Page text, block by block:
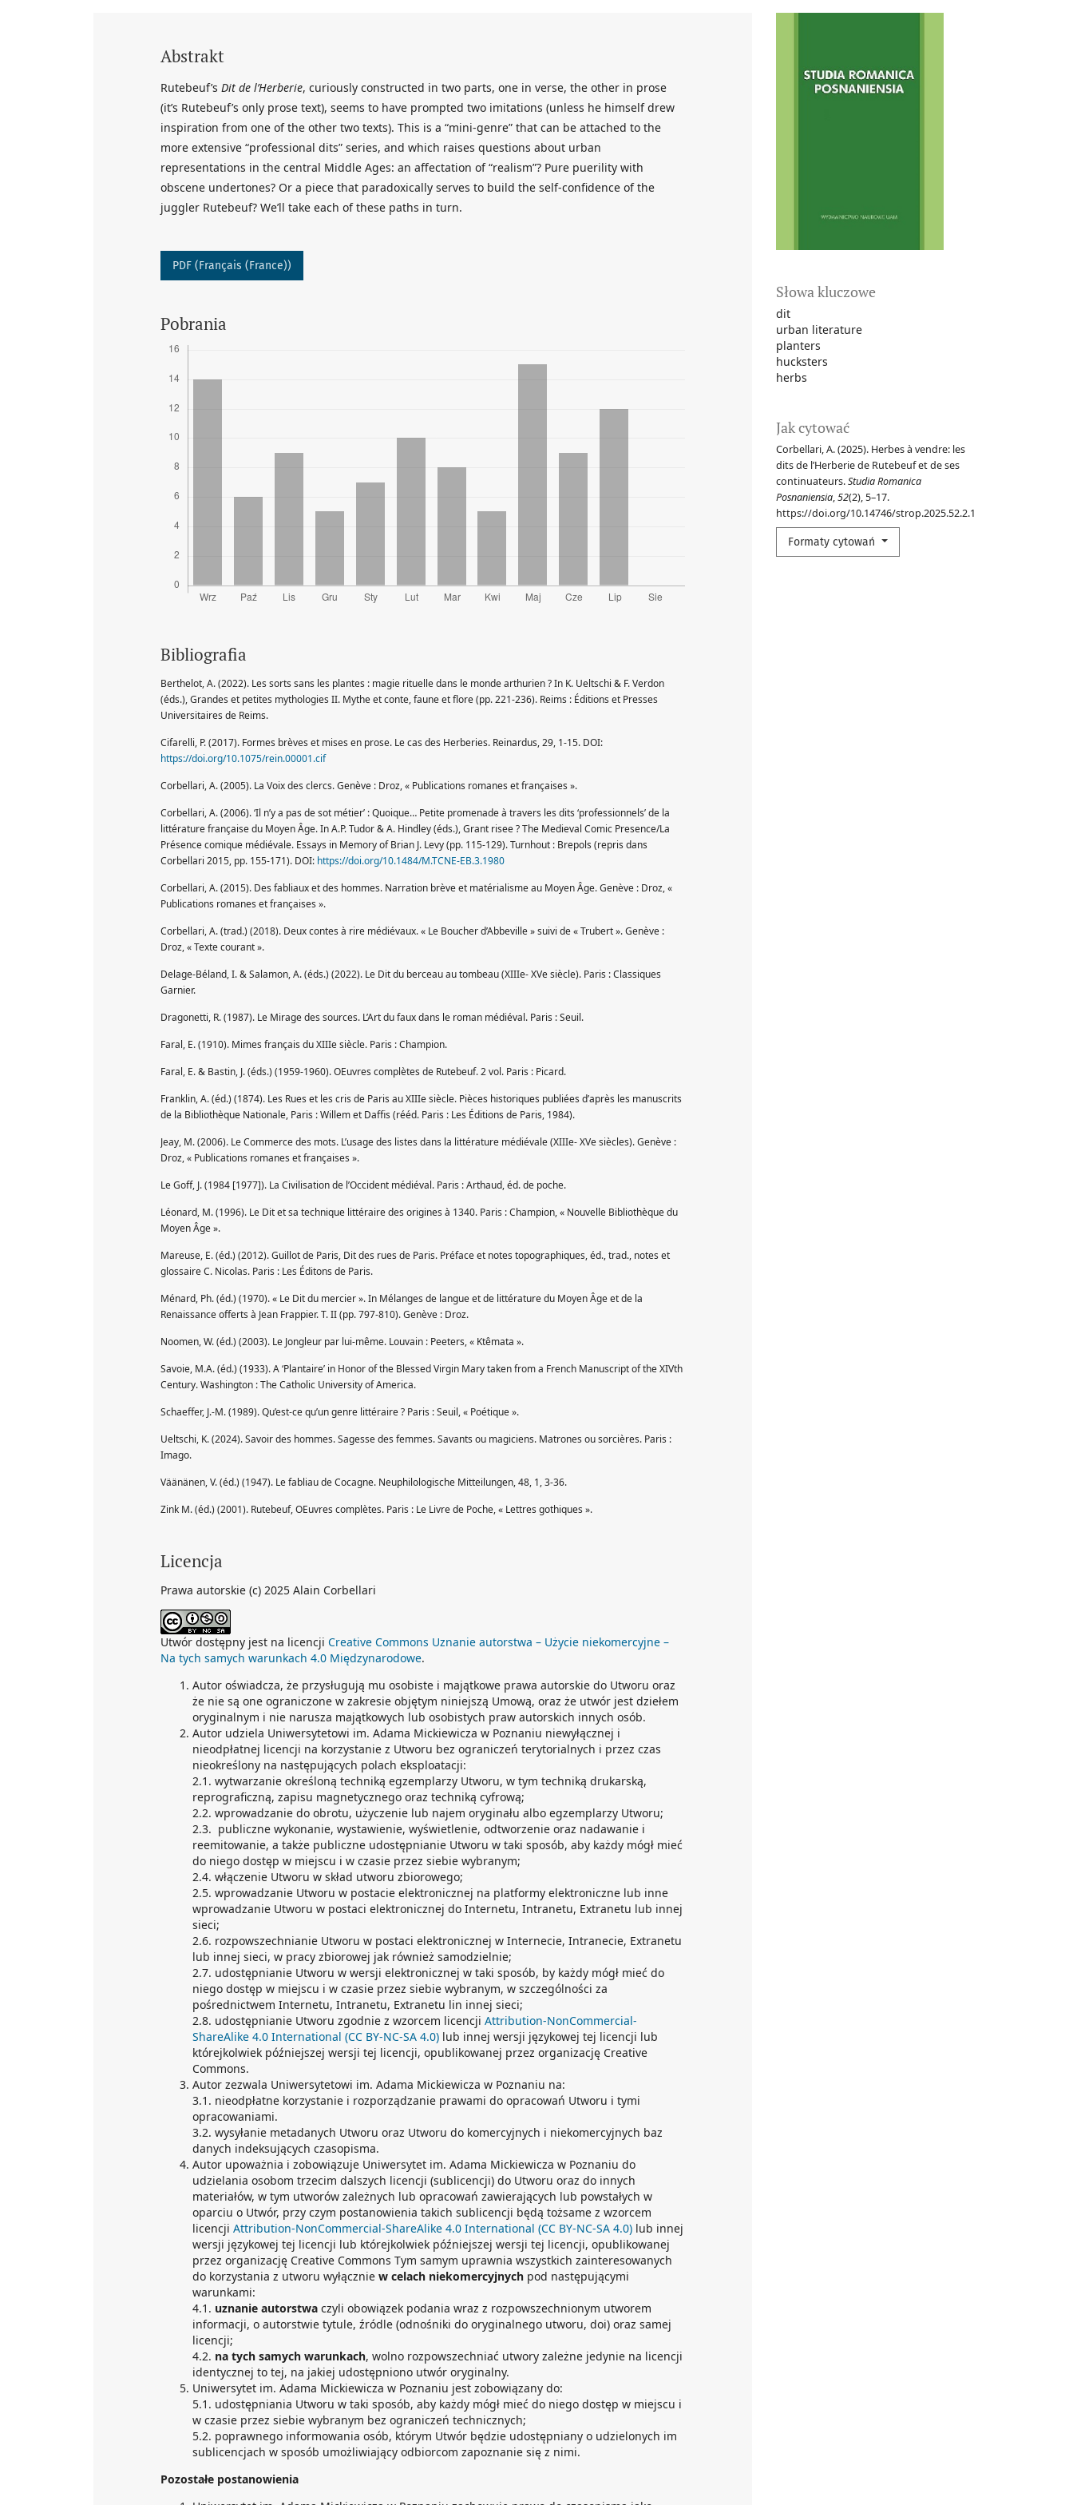
Słowa kluczowe
dit
urban literature
planters
hucksters
herbs
Jak cytować
Corbellari, A. (2025). Herbes à vendre: les
dits de l’Herberie de Rutebeuf et de ses
continuateurs.Studia Romanica
Posnaniensia,52(2), 5–17.
https://doi.org/10.14746/strop.2025.52.2.1
Formaty cytowań
Abstrakt
Rutebeuf’s Dit de l’Herberie, curiously constructed in two parts, one in verse, the other in prose
(it’s Rutebeuf’s only prose text), seems to have prompted two imitations (unless he himself drew
inspiration from one of the other two texts). This is a “mini-genre” that can be attached to the
more extensive “professional dits” series, and which raises questions about urban
representations in the central Middle Ages: an affectation of “realism”? Pure puerility with
obscene undertones? Or a piece that paradoxically serves to build the self-confidence of the
juggler Rutebeuf? We’ll take each of these paths in turn.
PDF (Français (France))
Pobrania
Bibliografia
Berthelot, A. (2022). Les sorts sans les plantes : magie rituelle dans le monde arthurien ? In K. Ueltschi & F. Verdon
(éds.), Grandes et petites mythologies II. Mythe et conte, faune et flore (pp. 221-236). Reims : Éditions et Presses
Universitaires de Reims.
Cifarelli, P. (2017). Formes brèves et mises en prose. Le cas des Herberies. Reinardus, 29, 1-15. DOI:
https://doi.org/10.1075/rein.00001.cif
Corbellari, A. (2005). La Voix des clercs. Genève : Droz, « Publications romanes et françaises ».
Corbellari, A. (2006). ‘Il n’y a pas de sot métier’ : Quoique… Petite promenade à travers les dits ‘professionnels’ de la
littérature française du Moyen Âge. In A.P. Tudor & A. Hindley (éds.), Grant risee ? The Medieval Comic Presence/La
Présence comique médiévale. Essays in Memory of Brian J. Levy (pp. 115-129). Turnhout : Brepols (repris dans
Corbellari 2015, pp. 155-171). DOI: https://doi.org/10.1484/M.TCNE-EB.3.1980
Corbellari, A. (2015). Des fabliaux et des hommes. Narration brève et matérialisme au Moyen Âge. Genève : Droz, «
Publications romanes et françaises ».
Corbellari, A. (trad.) (2018). Deux contes à rire médiévaux. « Le Boucher d’Abbeville » suivi de « Trubert ». Genève :
Droz, « Texte courant ».
Delage-Béland, I. & Salamon, A. (éds.) (2022). Le Dit du berceau au tombeau (XIIIe- XVe siècle). Paris : Classiques
Garnier.
Dragonetti, R. (1987). Le Mirage des sources. L’Art du faux dans le roman médiéval. Paris : Seuil.
Faral, E. (1910). Mimes français du XIIIe siècle. Paris : Champion.
Faral, E. & Bastin, J. (éds.) (1959-1960). OEuvres complètes de Rutebeuf. 2 vol. Paris : Picard.
Franklin, A. (éd.) (1874). Les Rues et les cris de Paris au XIIIe siècle. Pièces historiques publiées d’après les manuscrits
de la Bibliothèque Nationale, Paris : Willem et Daffis (rééd. Paris : Les Éditions de Paris, 1984).
Jeay, M. (2006). Le Commerce des mots. L’usage des listes dans la littérature médiévale (XIIIe- XVe siècles). Genève :
Droz, « Publications romanes et françaises ».
Le Goff, J. (1984 [1977]). La Civilisation de l’Occident médiéval. Paris : Arthaud, éd. de poche.
Léonard, M. (1996). Le Dit et sa technique littéraire des origines à 1340. Paris : Champion, « Nouvelle Bibliothèque du
Moyen Âge ».
Mareuse, E. (éd.) (2012). Guillot de Paris, Dit des rues de Paris. Préface et notes topographiques, éd., trad., notes et
glossaire C. Nicolas. Paris : Les Éditons de Paris.
Ménard, Ph. (éd.) (1970). « Le Dit du mercier ». In Mélanges de langue et de littérature du Moyen Âge et de la
Renaissance offerts à Jean Frappier. T. II (pp. 797-810). Genève : Droz.
Noomen, W. (éd.) (2003). Le Jongleur par lui-même. Louvain : Peeters, « Ktêmata ».
Savoie, M.A. (éd.) (1933). A ‘Plantaire’ in Honor of the Blessed Virgin Mary taken from a French Manuscript of the XIVth
Century. Washington : The Catholic University of America.
Schaeffer, J.-M. (1989). Qu’est-ce qu’un genre littéraire ? Paris : Seuil, « Poétique ».
Ueltschi, K. (2024). Savoir des hommes. Sagesse des femmes. Savants ou magiciens. Matrones ou sorcières. Paris :
Imago.
Väänänen, V. (éd.) (1947). Le fabliau de Cocagne. Neuphilologische Mitteilungen, 48, 1, 3-36.
Zink M. (éd.) (2001). Rutebeuf, OEuvres complètes. Paris : Le Livre de Poche, « Lettres gothiques ».
Licencja
Prawa autorskie (c) 2025 Alain Corbellari
Utwór dostępny jest na licencji Creative Commons Uznanie autorstwa – Użycie niekomercyjne –
Na tych samych warunkach 4.0 Międzynarodowe.
Autor oświadcza, że przysługują mu osobiste i majątkowe prawa autorskie do Utworu oraz
że nie są one ograniczone w zakresie objętym niniejszą Umową, oraz że utwór jest dziełem
oryginalnym i nie narusza majątkowych lub osobistych praw autorskich innych osób.
Autor udziela Uniwersytetowi im. Adama Mickiewicza w Poznaniu niewyłącznej i
nieodpłatnej licencji na korzystanie z Utworu bez ograniczeń terytorialnych i przez czas
nieokreślony na następujących polach eksploatacji:
2.1. wytwarzanie określoną techniką egzemplarzy Utworu, w tym techniką drukarską,
reprograficzną, zapisu magnetycznego oraz techniką cyfrową;
2.2. wprowadzanie do obrotu, użyczenie lub najem oryginału albo egzemplarzy Utworu;
2.3. publiczne wykonanie, wystawienie, wyświetlenie, odtworzenie oraz nadawanie i
reemitowanie, a także publiczne udostępnianie Utworu w taki sposób, aby każdy mógł mieć
do niego dostęp w miejscu i w czasie przez siebie wybranym;
2.4. włączenie Utworu w skład utworu zbiorowego;
2.5. wprowadzanie Utworu w postacie elektronicznej na platformy elektroniczne lub inne
wprowadzanie Utworu w postaci elektronicznej do Internetu, Intranetu, Extranetu lub innej
sieci;
2.6. rozpowszechnianie Utworu w postaci elektronicznej w Internecie, Intranecie, Extranetu
lub innej sieci, w pracy zbiorowej jak również samodzielnie;
2.7. udostępnianie Utworu w wersji elektronicznej w taki sposób, by każdy mógł mieć do
niego dostęp w miejscu i w czasie przez siebie wybranym, w szczególności za
pośrednictwem Internetu, Intranetu, Extranetu lin innej sieci;
2.8. udostępnianie Utworu zgodnie z wzorcem licencji Attribution-NonCommercial-
ShareAlike 4.0 International (CC BY-NC-SA 4.0) lub innej wersji językowej tej licencji lub
którejkolwiek późniejszej wersji tej licencji, opublikowanej przez organizację Creative
Commons.
Autor zezwala Uniwersytetowi im. Adama Mickiewicza w Poznaniu na:
3.1. nieodpłatne korzystanie i rozporządzanie prawami do opracowań Utworu i tymi
opracowaniami.
3.2. wysyłanie metadanych Utworu oraz Utworu do komercyjnych i niekomercyjnych baz
danych indeksujących czasopisma.
Autor upoważnia i zobowiązuje Uniwersytet im. Adama Mickiewicza w Poznaniu do
udzielania osobom trzecim dalszych licencji (sublicencji) do Utworu oraz do innych
materiałów, w tym utworów zależnych lub opracowań zawierających lub powstałych w
oparciu o Utwór, przy czym postanowienia takich sublicencji będą tożsame z wzorcem
licencji Attribution-NonCommercial-ShareAlike 4.0 International (CC BY-NC-SA 4.0) lub innej
wersji językowej tej licencji lub którejkolwiek późniejszej wersji tej licencji, opublikowanej
przez organizację Creative Commons Tym samym uprawnia wszystkich zainteresowanych
do korzystania z utworu wyłącznie w celach niekomercyjnych pod następującymi
warunkami:
4.1. uznanie autorstwa czyli obowiązek podania wraz z rozpowszechnionym utworem
informacji, o autorstwie tytule, źródle (odnośniki do oryginalnego utworu, doi) oraz samej
licencji;
4.2. na tych samych warunkach, wolno rozpowszechniać utwory zależne jedynie na licencji
identycznej to tej, na jakiej udostępniono utwór oryginalny.
Uniwersytet im. Adama Mickiewicza w Poznaniu jest zobowiązany do:
5.1. udostępniania Utworu w taki sposób, aby każdy mógł mieć do niego dostęp w miejscu i
w czasie przez siebie wybranym bez ograniczeń technicznych;
5.2. poprawnego informowania osób, którym Utwór będzie udostępniany o udzielonych im
sublicencjach w sposób umożliwiający odbiorcom zapoznanie się z nimi.
Pozostałe postanowienia